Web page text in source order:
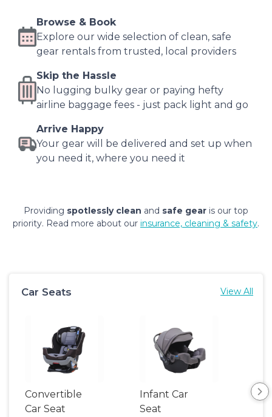
Browse & Book
Explore our wide selection of clean, safe
gear rentals from trusted, local providers
Skip the Hassle
No lugging bulky gear or paying hefty
airline baggage fees - just pack light and go
Arrive Happy
Your gear will be delivered and set up when
you need it, where you need it
Providing spotlessly clean and safe gear is our top
priority. Read more about our insurance, cleaning & safety.
Car Seats View All
Convertible
Car Seat
Infant Car
Seat